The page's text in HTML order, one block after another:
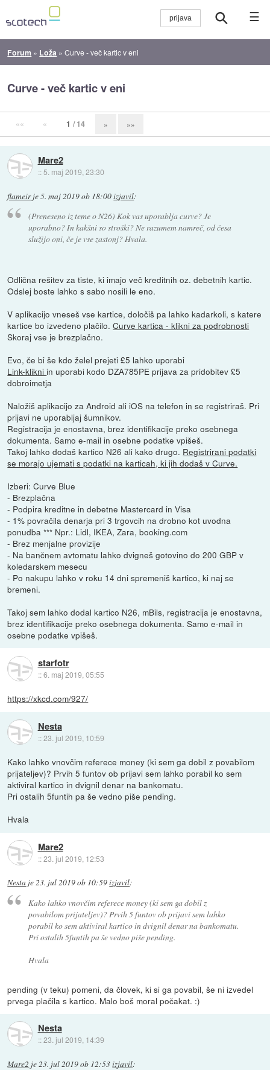
☰
Forum » Loža »Curve - več kartic v eni
Curve - več kartic v eni
«« « 1 / 14 » »»
Mare2
:: 5. maj 2019, 23:30
flameirje5. maj 2019 ob 18:00izjavil:
(Preneseno iz teme o N26) Kok vas uporablja curve? Je
uporabno? In kakšni so stroški? Ne razumem namreč, od česa
služijo oni, če je vse zastonj? Hvala.
Odlična rešitev za tiste, ki imajo več kreditnih oz. debetnih kartic.
Odslej boste lahko s sabo nosili le eno.
V aplikacijo vneseš vse kartice, določiš pa lahko kadarkoli, s katere
kartice bo izvedeno plačilo.Curve kartica - klikni za podrobnosti
Skoraj vse je brezplačno.
Evo, če bi še kdo želel prejeti £5 lahko uporabi
Link-klikniin uporabi kodo DZA785PE prijava za pridobitev £5
dobroimetja
Naložiš aplikacijo za Android ali iOS na telefon in se registriraš. Pri
prijavi ne uporabljaj šumnikov.
Registracija je enostavna, brez identifikacije preko osebnega
dokumenta. Samo e-mail in osebne podatke vpišeš.
Takoj lahko dodaš kartico N26 ali kako drugo. Registrirani podatki
se morajo ujemati s podatki na karticah, ki jih dodaš v Curve.
Izberi: Curve Blue
- Brezplačna
- Podpira kreditne in debetne Mastercard in Visa
- 1% povračila denarja pri 3 trgovcih na drobno kot uvodna
ponudba *** Npr.: Lidl, IKEA, Zara, booking.com
- Brez menjalne provizije
- Na bančnem avtomatu lahko dvigneš gotovino do 200 GBP v
koledarskem mesecu
- Po nakupu lahko v roku 14 dni spremeniš kartico, ki naj se
bremeni.
Takoj sem lahko dodal kartico N26, mBils, registracija je enostavna,
brez identifikacije preko osebnega dokumenta. Samo e-mail in
osebne podatke vpišeš.
starfotr
::6. maj 2019, 05:55
https://xkcd.com/927/
Nesta
::23. jul 2019, 10:59
Kako lahko vnovčim referece money (ki sem ga dobil z povabilom
prijateljev)? Prvih 5 funtov ob prijavi sem lahko porabil ko sem
aktiviral kartico in dvignil denar na bankomatu.
Pri ostalih 5funtih pa še vedno piše pending.
Hvala
Mare2
::23. jul 2019, 12:53
Nesta je23. jul 2019 ob 10:59izjavil:
Kako lahko vnovčim referece money (ki sem ga dobil z
povabilom prijateljev)? Prvih 5 funtov ob prijavi sem lahko
porabil ko sem aktiviral kartico in dvignil denar na bankomatu.
Pri ostalih 5funtih pa še vedno piše pending.
Hvala
pending (v teku) pomeni, da človek, ki si ga povabil, še ni izvedel
prvega plačila s kartico. Malo boš moral počakat. :)
Nesta
::23. jul 2019, 14:39
Mare2 je23. jul 2019 ob 12:53izjavil: